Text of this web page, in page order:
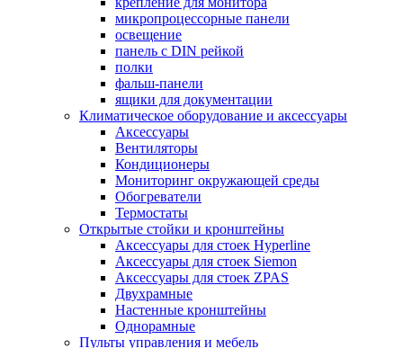
микропроцессорные панели
освещение
панель с DIN рейкой
полки
фальш-панели
ящики для документации
Климатическое оборудование и аксессуары
Аксессуары
Вентиляторы
Кондиционеры
Мониторинг окружающей среды
Обогреватели
Термостаты
Открытые стойки и кронштейны
Аксессуары для стоек Hyperline
Аксессуары для стоек Siemon
Аксессуары для стоек ZPAS
Двухрамные
Настенные кронштейны
Однорамные
Пульты управления и мебель